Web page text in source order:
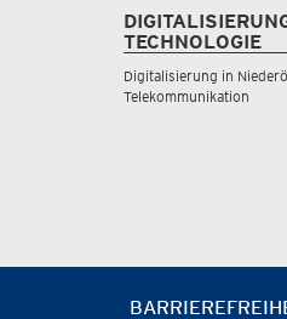
TECHNOLOGIE
Digitalisierung in
Telekommunikation